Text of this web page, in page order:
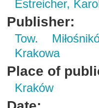
Estreicher,
Publisher:
Tow.
Krakowa
Place of
Kraków